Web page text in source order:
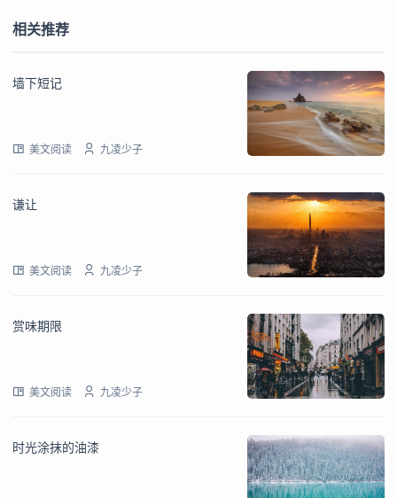
相关推荐
墙下短记
美文阅读 九凌少子
谦让
美文阅读 九凌少子
赏味期限
美文阅读 九凌少子
时光涂抹的油漆